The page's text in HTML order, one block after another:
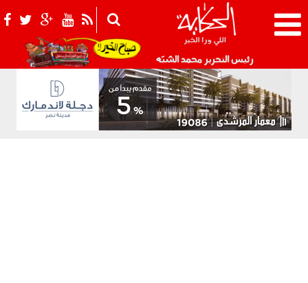
رئيس التحرير محمد الشبّه 021_2.png